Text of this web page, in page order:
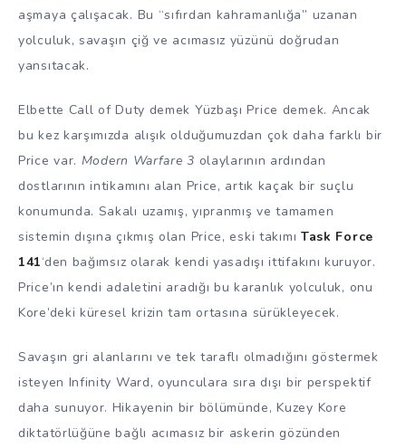
aşmaya çalışacak. Bu “sıfırdan kahramanlığa” uzanan
yolculuk, savaşın çiğ ve acımasız yüzünü doğrudan
yansıtacak.
Elbette Call of Duty demek Yüzbaşı Price demek. Ancak
bu kez karşımızda alışık olduğumuzdan çok daha farklı bir
Price var. Modern Warfare 3 olaylarının ardından
dostlarının intikamını alan Price, artık kaçak bir suçlu
konumunda. Sakalı uzamış, yıpranmış ve tamamen
sistemin dışına çıkmış olan Price, eski takımı Task Force
141‘den bağımsız olarak kendi yasadışı ittifakını kuruyor.
Price’ın kendi adaletini aradığı bu karanlık yolculuk, onu
Kore’deki küresel krizin tam ortasına sürükleyecek.
Savaşın gri alanlarını ve tek taraflı olmadığını göstermek
isteyen Infinity Ward, oyunculara sıra dışı bir perspektif
daha sunuyor. Hikayenin bir bölümünde, Kuzey Kore
diktatörlüğüne bağlı acımasız bir askerin gözünden